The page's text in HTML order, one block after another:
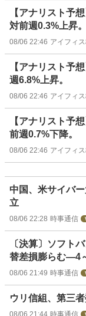
【アナリスト予
対前週0.3%上昇。
08/06 22:46 アイフィ
【アナリスト予
週6.8%上昇。
08/06 22:46 アイフィ
【アナリスト予
前週0.7%下降。
08/06 22:46 アイフィ
中国、米サイバ
立
08/06 22:28 時事通信
〔決算〕ソフト
替差損膨らむ―4
08/06 21:49 時事通信
ウリ信組、第三